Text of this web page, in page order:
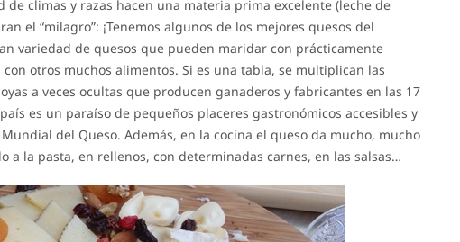
de climas y razas hacen una materia prima excelente (leche de
el “milagro”: ¡Tenemos algunos de los mejores quesos del
variedad de quesos que pueden maridar con prácticamente
otros muchos alimentos. Si es una tabla, se multiplican las
a veces ocultas que producen ganaderos y fabricantes en las 17
es un paraíso de pequeños placeres gastronómicos accesibles y
del Queso. Además, en la cocina el queso da mucho, mucho
a la pasta, en rellenos, con determinadas carnes, en las salsas…